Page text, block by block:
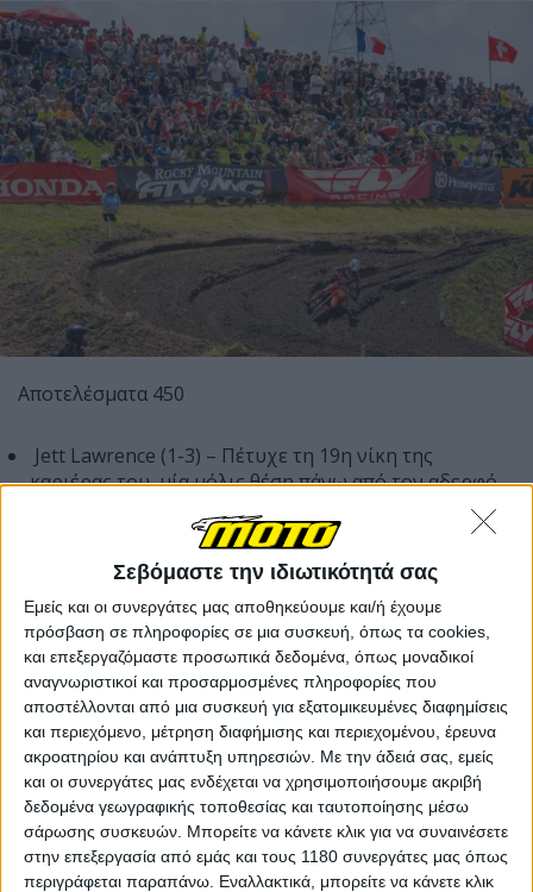
Σεβόμαστε την ιδιωτικότητά σας
Εμείς και οι συνεργάτες μας αποθηκεύουμε και/ή έχουμε
πρόσβαση σε πληροφορίες σε μια συσκευή, όπως τα cookies,
και επεξεργαζόμαστε προσωπικά δεδομένα, όπως μοναδικοί
αναγνωριστικοί και προσαρμοσμένες πληροφορίες που
αποστέλλονται από μια συσκευή για εξατομικευμένες διαφημίσεις
και περιεχόμενο, μέτρηση διαφήμισης και περιεχομένου, έρευνα
ακροατηρίου και ανάπτυξη υπηρεσιών. Με την άδειά σας, εμείς
και οι συνεργάτες μας ενδέχεται να χρησιμοποιήσουμε ακριβή
δεδομένα γεωγραφικής τοποθεσίας και ταυτοποίησης μέσω
σάρωσης συσκευών. Μπορείτε να κάνετε κλικ για να συναινέσετε
στην επεξεργασία από εμάς και τους 1180 συνεργάτες μας όπως
περιγράφεται παραπάνω. Εναλλακτικά, μπορείτε να κάνετε κλικ
Αποτελέσματα 450
Jett Lawrence (1-3) – Πέτυχε τη 19η νίκη της
καριέρας του, μία μόλις θέση πάνω από τον αδερφό
Hunter Lawrence (2-2) – Η καλύτερη εμφάνισή του
στη σεζόν.
Eli Tomac (5-1) – Η 75η του παρουσία σε βάθρο στην
κατηγορία 450.
Κατάταξη Πρωταθλήματος 450 (4 από 11 αγώνες):
Jett Lawrence – 190 βαθμοί
Eli Tomac – 162
Aaron Plessinger – 156
Hunter Lawrence – 153
Justin Cooper – 148